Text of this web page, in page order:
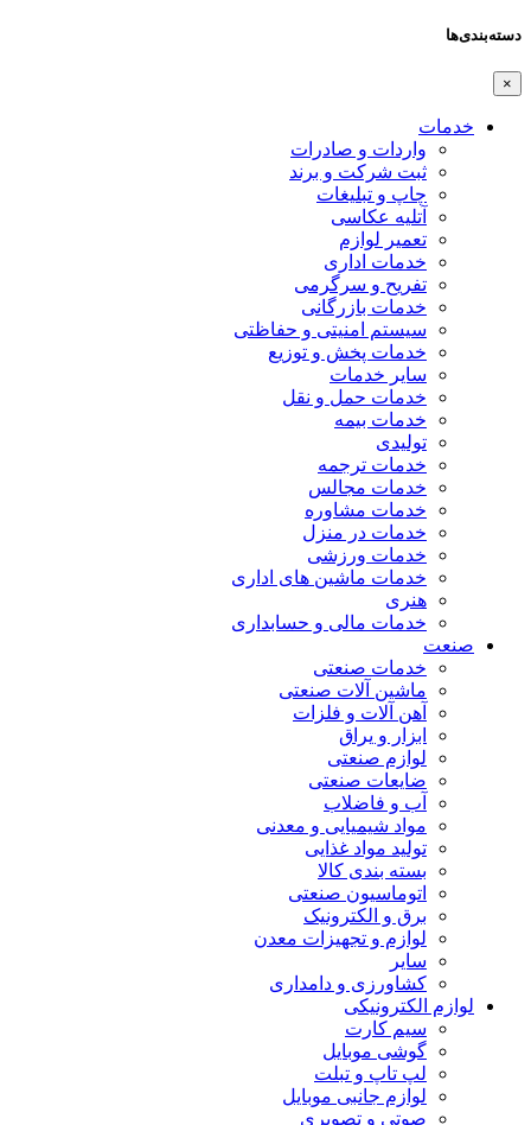
دسته‌بندی‌ها
×
خدمات
واردات و صادرات
ثبت شرکت و برند
چاپ و تبلیغات
آتلیه عکاسی
تعمیر لوازم
خدمات اداری
تفریح و سرگرمی
خدمات بازرگانی
سیستم امنیتی و حفاظتی
خدمات پخش و توزیع
سایر خدمات
خدمات حمل و نقل
خدمات بیمه
تولیدی
خدمات ترجمه
خدمات مجالس
خدمات مشاوره
خدمات در منزل
خدمات ورزشی
خدمات ماشین های اداری
هنری
خدمات مالی و حسابداری
صنعت
خدمات صنعتی
ماشین آلات صنعتی
آهن آلات و فلزات
ابزار و یراق
لوازم صنعتی
ضایعات صنعتی
آب و فاضلاب
مواد شیمیایی و معدنی
تولید مواد غذایی
بسته بندی کالا
اتوماسیون صنعتی
برق و الکترونیک
لوازم و تجهیزات معدن
سایر
کشاورزی و دامداری
لوازم الکترونیکی
سیم کارت
گوشی موبایل
لپ تاپ و تبلت
لوازم جانبی موبایل
صوتی و تصویری